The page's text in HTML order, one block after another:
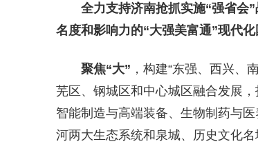
全力支持济南抢抓实施“强省会
名度和影响力的“大强美富通”现代化
聚焦“大” ，构建“东强、西兴、
芜区、钢城区和中心城区融合发展，
智能制造与高端装备、生物制药与
河两大生态系统和泉城、历史文化